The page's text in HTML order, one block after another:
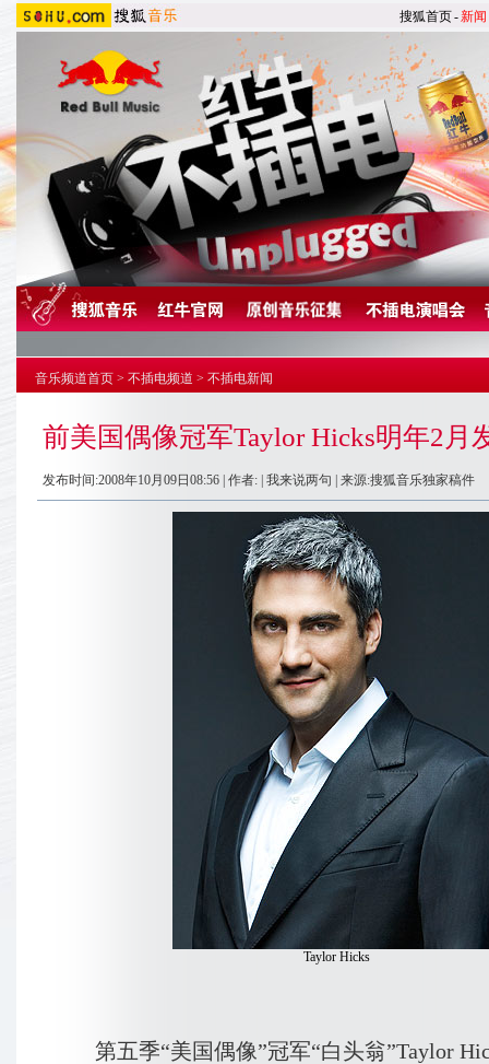
搜狐首页-新闻
音乐频道首页 > 不插电频道 > 不插电新闻
前美国偶像冠军Taylor Hicks明年2月
发布时间:2008年10月09日08:56 | 作者: | 我来说两句 | 来源:搜狐音乐独家稿件
Taylor Hicks
第五季“美国偶像”冠军“白头翁”Taylor